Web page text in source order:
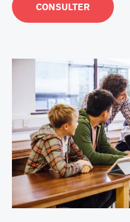
CONSULTER